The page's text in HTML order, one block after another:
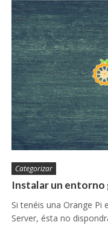
Categorizar
Instalar un entorno
Si tenéis una Orange Pi
Server, ésta no